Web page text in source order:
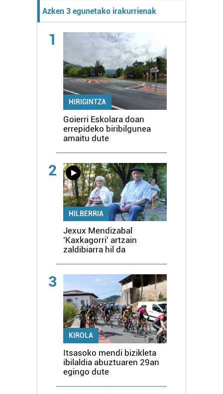
Azken 3 egunetako irakurrienak
1
HIRIGINTZA
Goierri Eskolara doan
errepideko biribilgunea
amaitu dute
2
HILBERRIA
Jexux Mendizabal
'Kaxkagorri' artzain
zaldibiarra hil da
3
KIROLA
Itsasoko mendi bizikleta
ibilaldia abuztuaren 29an
egingo dute